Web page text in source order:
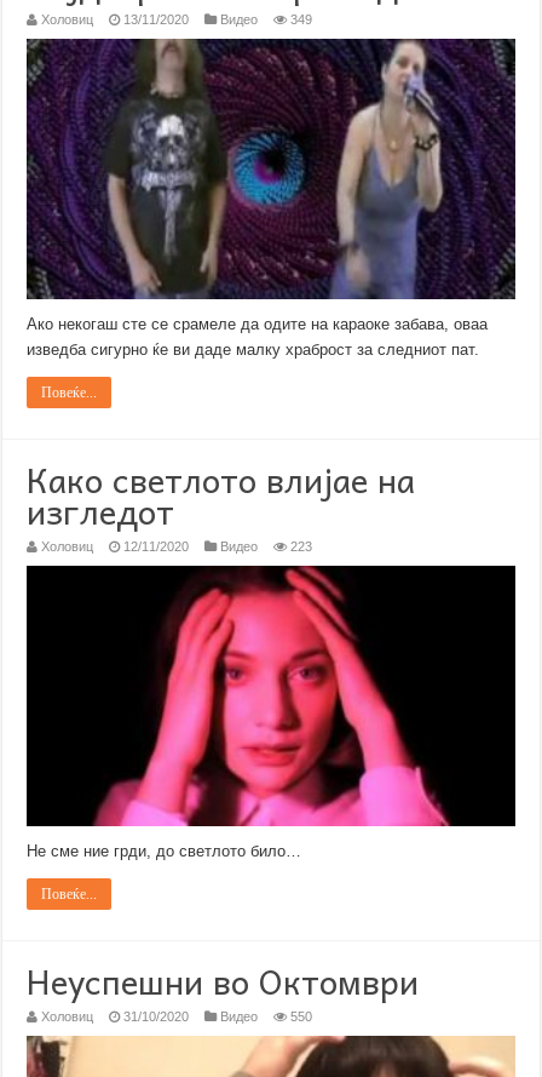
Холовиц 13/11/2020 Видео 349
Ако некогаш сте се срамеле да одите на караоке забава, оваа
изведба сигурно ќе ви даде малку храброст за следниот пат.
Повеќе...
Како светлото влијае на
изгледот
Холовиц 12/11/2020 Видео 223
Не сме ние грди, до светлото било…
Повеќе...
Неуспешни во Октомври
Холовиц 31/10/2020 Видео 550